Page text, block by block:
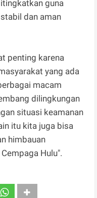
guna
dan aman
penting karena
yang ada
macam
dilingkungan
situasi keamanan
itu kita juga bisa
himbauan
Hulu".